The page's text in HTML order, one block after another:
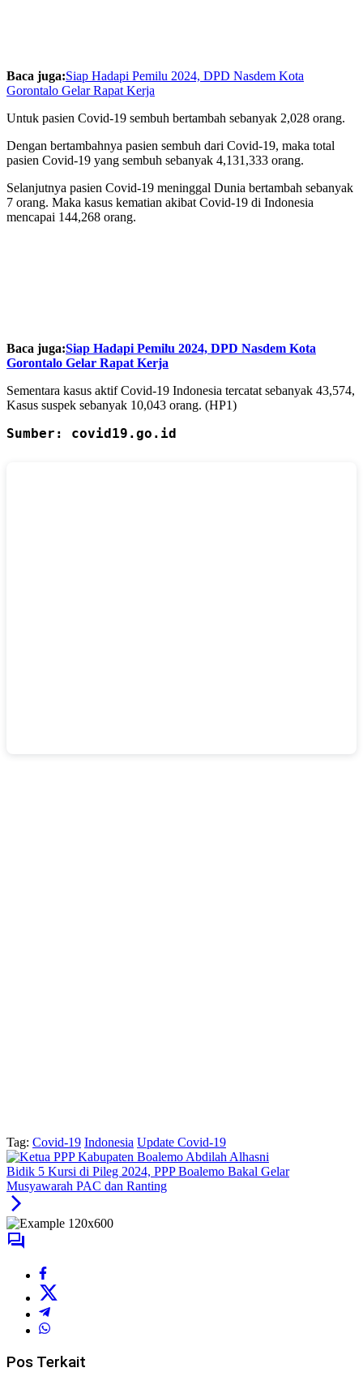
Baca juga:Siap Hadapi Pemilu 2024, DPD Nasdem Kota
Gorontalo Gelar Rapat Kerja
Untuk pasien Covid-19 sembuh bertambah sebanyak 2,028 orang.
Dengan bertambahnya pasien sembuh dari Covid-19, maka total
pasien Covid-19 yang sembuh sebanyak 4,131,333 orang.
Selanjutnya pasien Covid-19 meninggal Dunia bertambah sebanyak
7 orang. Maka kasus kematian akibat Covid-19 di Indonesia
mencapai 144,268 orang.
Baca juga:Siap Hadapi Pemilu 2024, DPD Nasdem Kota
Gorontalo Gelar Rapat Kerja
Sementara kasus aktif Covid-19 Indonesia tercatat sebanyak 43,574,
Kasus suspek sebanyak 10,043 orang. (HP1)
Sumber: covid19.go.id
Tag: Covid-19 Indonesia Update Covid-19
Bidik 5 Kursi di Pileg 2024, PPP Boalemo Bakal Gelar
Musyawarah PAC dan Ranting
Pos Terkait